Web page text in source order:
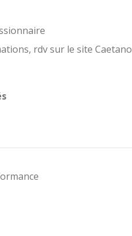
rdv sur le site Caetano